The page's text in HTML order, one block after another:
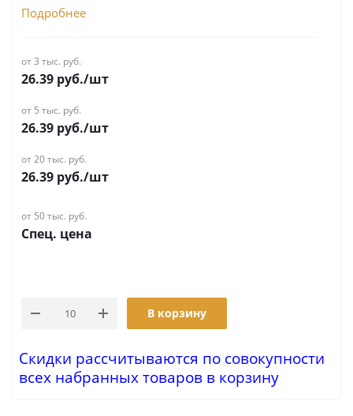
Подробнее
от 3 тыс. руб.
26.39 руб./шт
от 5 тыс. руб.
26.39 руб./шт
от 20 тыс. руб.
26.39 руб./шт
от 50 тыс. руб.
Спец. цена
В корзину
Скидки рассчитываются по совокупности
всех набранных товаров в корзину